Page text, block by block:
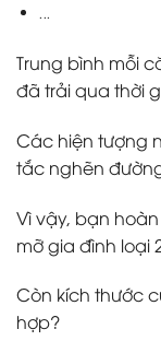
…
Trung bình mỗi
đã trải qua thời
Các hiện tượng
tắc nghẽn
Vì vậy, bạn
mỡ gia đình loại
Còn kích thước
hợp?